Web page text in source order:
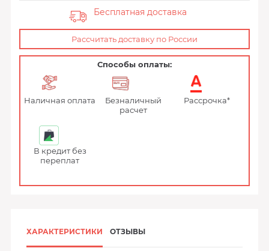
Бесплатная доставка
Рассчитать доставку по России
Способы оплаты:
Наличная оплата
Безналичный
расчет
Рассрочка*
В кредит без
переплат
ХАРАКТЕРИСТИКИ ОТЗЫВЫ